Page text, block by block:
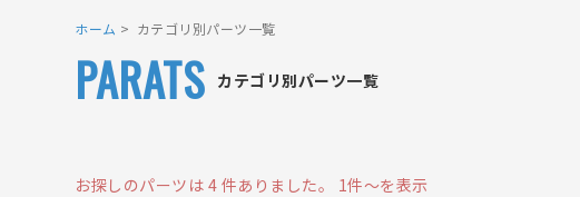
ホーム カテゴリ別パーツ一覧
カテゴリ別パーツ一覧
PARATS
お探しのパーツは 4 件ありました。 1件～を表示